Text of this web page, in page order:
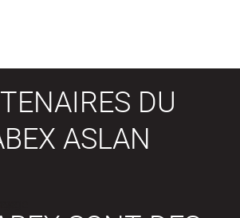
DU
ASLAN